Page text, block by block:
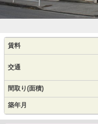
賃料
交通
間取り(面積)
築年月